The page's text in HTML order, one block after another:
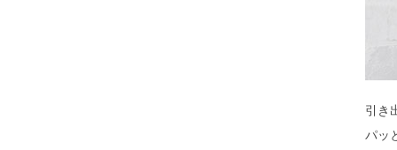
引き
パッ